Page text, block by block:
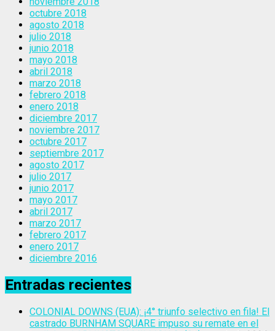
octubre 2018
agosto 2018
julio 2018
junio 2018
mayo 2018
abril 2018
marzo 2018
febrero 2018
enero 2018
diciembre 2017
noviembre 2017
octubre 2017
septiembre 2017
agosto 2017
julio 2017
junio 2017
mayo 2017
abril 2017
marzo 2017
febrero 2017
enero 2017
diciembre 2016
Entradas recientes
COLONIAL DOWNS (EUA): ¡4° triunfo selectivo en fila! El
castrado BURNHAM SQUARE impuso su remate en el